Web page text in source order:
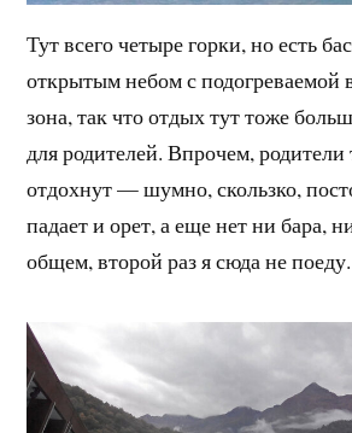
Тут всего четыре горки, но есть
открытым небом с подогреваемой
зона, так что отдых тут тоже
для родителей. Впрочем, родители
отдохнут — шумно, скользко,
падает и орет, а еще нет ни бара,
общем, второй раз я сюда не поеду.